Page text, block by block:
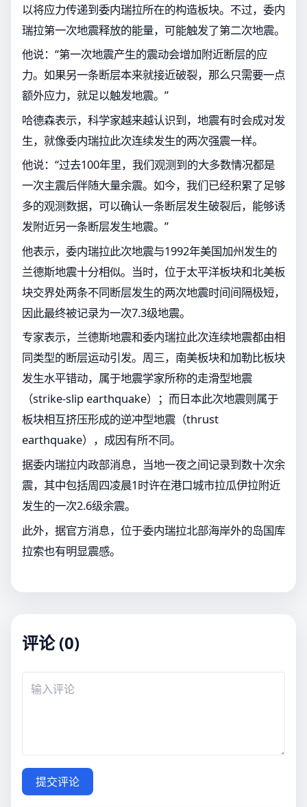
以将应力传递到委内瑞拉所在的构造板块。不过，委内
瑞拉第一次地震释放的能量，可能触发了第二次地震。
他说：“第一次地震产生的震动会增加附近断层的应
力。如果另一条断层本来就接近破裂，那么只需要一点
额外应力，就足以触发地震。”
哈德森表示，科学家越来越认识到，地震有时会成对发
生，就像委内瑞拉此次连续发生的两次强震一样。
他说：“过去100年里，我们观测到的大多数情况都是
一次主震后伴随大量余震。如今，我们已经积累了足够
多的观测数据，可以确认一条断层发生破裂后，能够诱
发附近另一条断层发生地震。”
他表示，委内瑞拉此次地震与1992年美国加州发生的
兰德斯地震十分相似。当时，位于太平洋板块和北美板
块交界处两条不同断层发生的两次地震时间间隔极短，
因此最终被记录为一次7.3级地震。
专家表示，兰德斯地震和委内瑞拉此次连续地震都由相
同类型的断层运动引发。周三，南美板块和加勒比板块
发生水平错动，属于地震学家所称的走滑型地震
（strike-slip earthquake）；而日本此次地震则属于
板块相互挤压形成的逆冲型地震（thrust
earthquake），成因有所不同。
据委内瑞拉内政部消息，当地一夜之间记录到数十次余
震，其中包括周四凌晨1时许在港口城市拉瓜伊拉附近
发生的一次2.6级余震。
此外，据官方消息，位于委内瑞拉北部海岸外的岛国库
拉索也有明显震感。
评论 (0)
提交评论